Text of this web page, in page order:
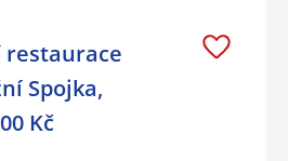
restaurace
Spojka,
Kč